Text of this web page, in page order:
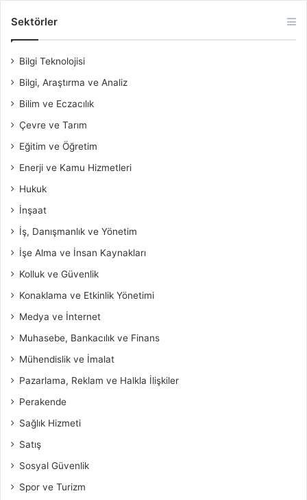
Sektörler
Bilgi Teknolojisi
Bilgi, Araştırma ve Analiz
Bilim ve Eczacılık
Çevre ve Tarım
Eğitim ve Öğretim
Enerji ve Kamu Hizmetleri
Hukuk
İnşaat
İş, Danışmanlık ve Yönetim
İşe Alma ve İnsan Kaynakları
Kolluk ve Güvenlik
Konaklama ve Etkinlik Yönetimi
Medya ve İnternet
Muhasebe, Bankacılık ve Finans
Mühendislik ve İmalat
Pazarlama, Reklam ve Halkla İlişkiler
Perakende
Sağlık Hizmeti
Satış
Sosyal Güvenlik
Spor ve Turizm